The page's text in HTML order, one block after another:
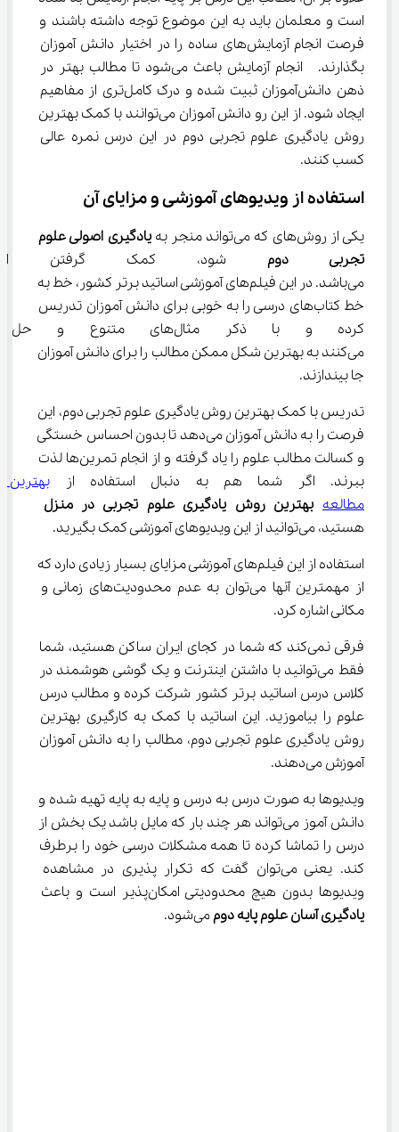
است و معلمان باید به این موضوع توجه داشته باشند و
فرصت انجام آزمایش‌های ساده را در اختیار دانش آموزان
بگذارند.  انجام آزمایش باعث می‌شود تا مطالب بهتر در
ذهن دانش‌آموزان ثبیت شده و درک کامل‌تری از مفاهیم
ایجاد شود. از این رو دانش آموزان می‌توانند با کمک بهترین
روش یادگیری علوم تجربی دوم در این درس نمره عالی
کسب کنند.
استفاده از ویدیوهای آموزشی و مزایای آن
یکی از روش‌های که می‌تواند منجر به
یادگیری اصولی علوم
تجربی دوم شود، کمک گرفتن از
می‌باشد. در این فیلم‌های آموزشی اساتید برتر کشور، خط به
خط کتاب‌های درسی را به خوبی برای دانش آموزان تدریس
کرده و با ذکر مثال‌های
می‌کنند به بهترین شکل ممکن مطالب را برای دانش آموزان
جا بیندازند.
تدریس با کمک بهترین روش یادگیری علوم تجربی دوم، این
فرصت را به دانش آموزان می‌دهد تا بدون احساس خستگی
و کسالت مطالب علوم را یاد گرفته و از انجام تمرین‌ها لذت
ببرند. اگر شما هم به دنبال استفاده از
مطالعه بهترین روش یادگیری علوم تجربی در منزل
هستید، می‌توانید از این ویدیوهای آموزشی کمک بگیرید.
استفاده از این فیلم‌های آموزشی مزایای بسیار زیادی دارد که
از مهمترین آنها می‌توان به عدم محدودیت‌های زمانی و
مکانی اشاره کرد.
فرقی نمی‌کند که شما در کجای ایران ساکن هستید، شما
فقط می‌توانید با داشتن اینترنت و یک گوشی هوشمند در
کلاس درس اساتید برتر کشور شرکت کرده و مطالب درس
علوم را بیاموزید. این اساتید با کمک به کارگیری بهترین
روش یادگیری علوم تجربی دوم، مطالب را به دانش آموزان
آموزش می‌دهند.
ویدیوها به صورت درس به درس و پایه به پایه تهیه شده و
دانش آموز می‌تواند هر چند بار که مایل باشد یک بخش از
درس را تماشا کرده تا همه مشکلات درسی خود را برطرف
کند. یعنی می‌توان گفت که تکرار پذیری در مشاهده
ویدیوها بدون هیچ محدودیتی امکان‌پذیر است و باعث
یادگیری آسان علوم پایه دوم می‌شود.